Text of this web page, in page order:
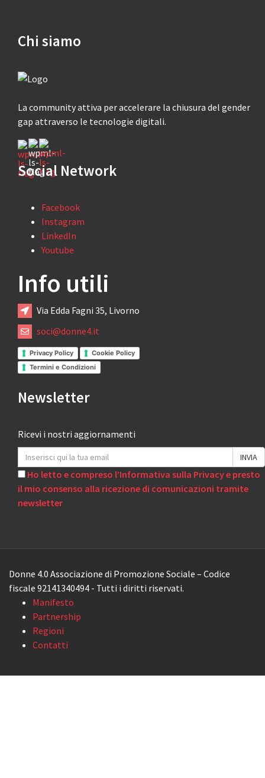
Chi siamo
La community attiva per accelerare la chiusura del gender
gap attraverso le tecnologie digitali.
Social Network
Facebook
Instagram
LinkedIn
Youtube
Info utili
Via Edda Fagni 35, Livorno
soci@donne4.it
Privacy Policy
Cookie Policy
Termini e Condizioni
Newsletter
Ricevi i nostri aggiornamenti
Ho letto e compreso l’Informativa sulla Privacy e presto
il mio consenso alla ricezione di comunicazioni tramite
newsletter
Donne 4.0 Associazione di Promozione Sociale – Codice
fiscale 92141340494 - Tutti i diritti riservati.
Manifesto
Partnership
Regioni
Contatti